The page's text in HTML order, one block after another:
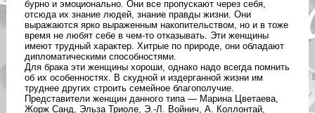
бурно и эмоционально. Они все пропускают через себя,
отсюда их знание людей, знание правды жизни. Они
выражаются ярко выраженным накопительством, но и в тоже
время не любят себе в чем-то отказывать. Эти женщины
имеют трудный характер. Хитрые по природе, они обладают
дипломатическими способностями.
Для брака эти женщины хороши, однако надо всегда помнить
об их особенностях. В скудной и издерганной жизни им
труднее других строить семейное благополучие.
Представители женщин данного типа — Марина Цветаева,
Жорж Санд, Эльза Триоле, Э.-Л. Войнич, А. Коллонтай,